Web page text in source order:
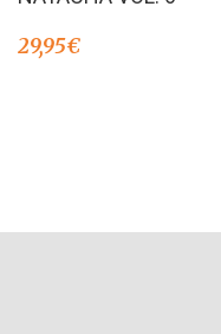
de 5
29,95€